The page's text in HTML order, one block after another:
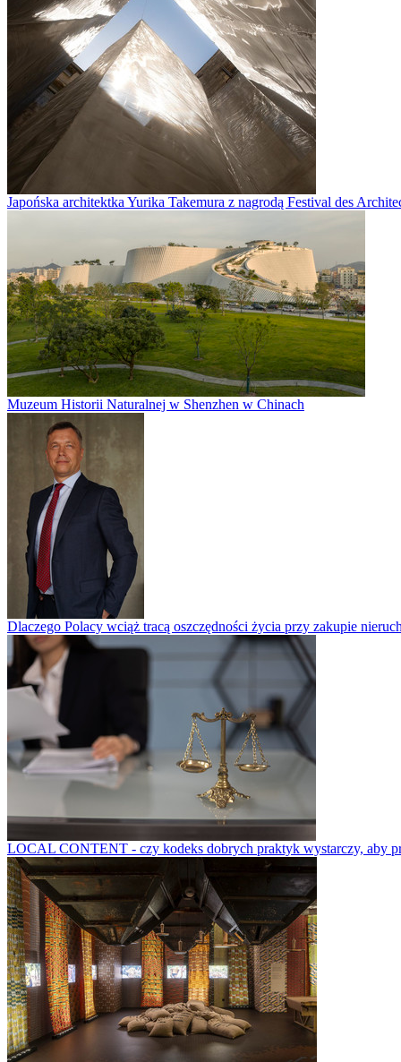
Japońska architektka Yurika Takemura z nagrodą Festival des
Muzeum Historii Naturalnej w Shenzhen w Chinach
Dlaczego Polacy wciąż tracą oszczędności życia przy zakupie
LOCAL CONTENT - czy kodeks dobrych praktyk wystarczy, aby